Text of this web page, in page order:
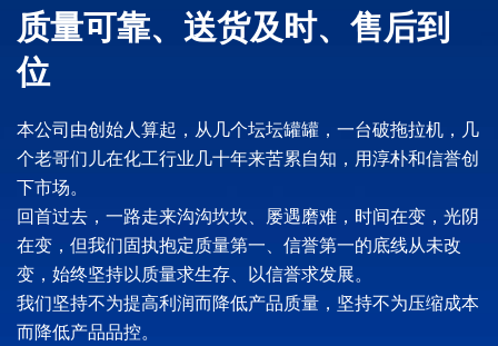
质量可靠、送货及时、售后到
位
本公司由创始人算起，从几个坛坛罐罐，一台破拖拉机，几
个老哥们儿在化工行业几十年来苦累自知，用淳朴和信誉创
下市场。
回首过去，一路走来沟沟坎坎、屡遇磨难，时间在变，光阴
在变，但我们固执抱定质量第一、信誉第一的底线从未改
变，始终坚持以质量求生存、以信誉求发展。
我们坚持不为提高利润而降低产品质量，坚持不为压缩成本
而降低产品品控。